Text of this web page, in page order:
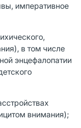
императивное
в том числе
энцефалопатии
внимания);